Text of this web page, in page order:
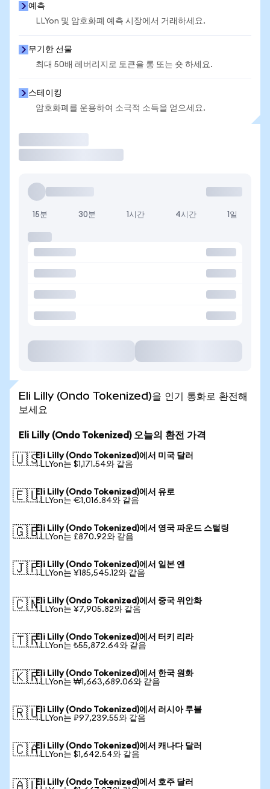
예측
LLYon 및 암호화폐 예측 시장에서 거래하세요.
무기한 선물
최대 50배 레버리지로 토큰을 롱 또는 숏 하세요.
스테이킹
암호화폐를 운용하여 소극적 소득을 얻으세요.
15분 30분 1시간 4시간 1일
Eli Lilly (Ondo Tokenized)을 인기 통화로 환전해
보세요
Eli Lilly (Ondo Tokenized) 오늘의 환전 가격
🇺🇸Eli Lilly (Ondo Tokenized)에서 미국 달러
1 LLYon는 $1,171.54와 같음
🇪🇺Eli Lilly (Ondo Tokenized)에서 유로
1 LLYon는 €1,016.84와 같음
🇬🇧Eli Lilly (Ondo Tokenized)에서 영국 파운드 스털링
1 LLYon는 £870.92와 같음
🇯🇵Eli Lilly (Ondo Tokenized)에서 일본 엔
1 LLYon는 ¥185,545.12와 같음
🇨🇳Eli Lilly (Ondo Tokenized)에서 중국 위안화
1 LLYon는 ¥7,905.82와 같음
🇹🇷Eli Lilly (Ondo Tokenized)에서 터키 리라
1 LLYon는 ₺55,872.64와 같음
🇰🇷Eli Lilly (Ondo Tokenized)에서 한국 원화
1 LLYon는 ₩1,663,689.06와 같음
🇷🇺Eli Lilly (Ondo Tokenized)에서 러시아 루블
1 LLYon는 ₽97,239.55와 같음
🇨🇦Eli Lilly (Ondo Tokenized)에서 캐나다 달러
1 LLYon는 $1,642.54와 같음
Eli Lilly (Ondo Tokenized)에서 호주 달러